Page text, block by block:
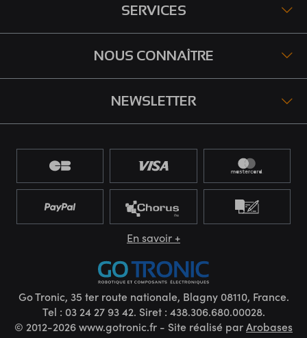
SERVICES
NOUS CONNAÎTRE
NEWSLETTER
En savoir +
Go Tronic, 35 ter route nationale, Blagny 08110, France.
Tel : 03 24 27 93 42. Siret : 438.306.680.00028.
© 2012-2026 www.gotronic.fr - Site réalisé parArobases